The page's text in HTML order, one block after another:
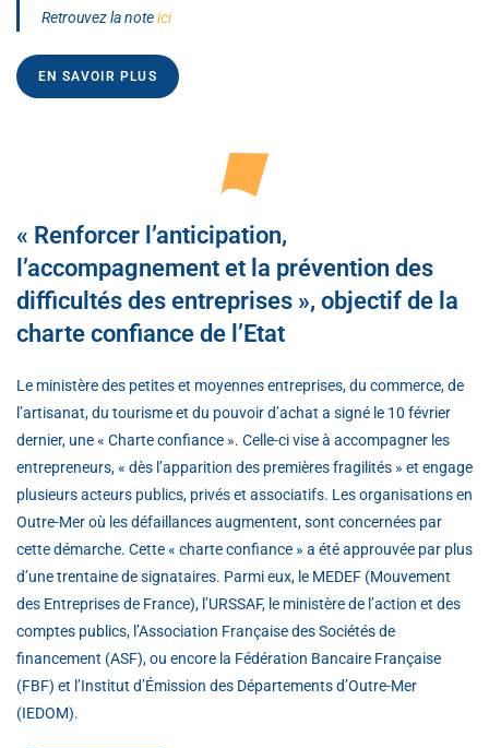
Retrouvez la noteici
EN SAVOIR PLUS
« Renforcer l’anticipation,
l’accompagnement et la prévention des
difficultés des entreprises », objectif de la
charte confiance de l’Etat
Le ministère des petites et moyennes entreprises, du commerce, de
l’artisanat, du tourisme et du pouvoir d’achat a signé le 10 février
dernier, une « Charte confiance ». Celle-ci vise à accompagner les
entrepreneurs, « dès l’apparition des premières fragilités » et engage
plusieurs acteurs publics, privés et associatifs. Les organisations en
Outre-Mer où les défaillances augmentent, sont concernées par
cette démarche. Cette « charte confiance » a été approuvée par plus
d’une trentaine de signataires. Parmi eux, le MEDEF (Mouvement
des Entreprises de France), l’URSSAF, le ministère de l’action et des
comptes publics, l’Association Française des Sociétés de
financement (ASF), ou encore la Fédération Bancaire Française
(FBF) et l’Institut d’Émission des Départements d’Outre-Mer
(IEDOM).